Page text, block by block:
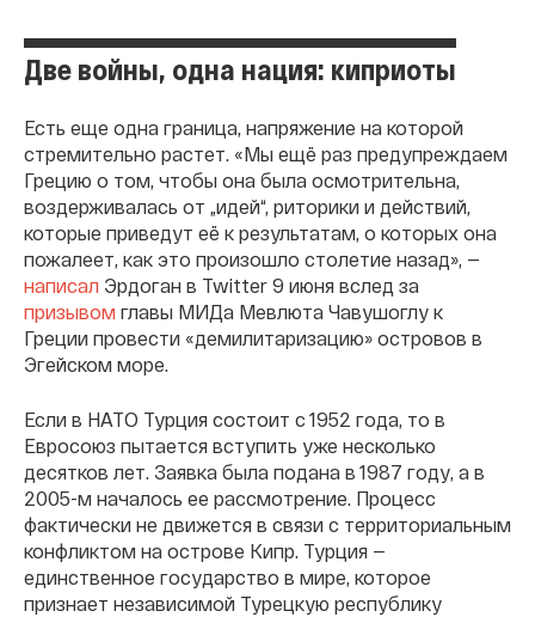
Две войны, одна нация: киприоты
Есть еще одна граница, напряжение на которой
стремительно растет. «Мы ещë раз предупреждаем
Грецию о том, чтобы она была осмотрительна,
воздерживалась от „идей“, риторики и действий,
которые приведут еë к результатам, о которых она
пожалеет, как это произошло столетие назад», —
написал Эрдоган в Twitter 9 июня вслед за
призывом главы МИДа Мевлюта Чавушоглу к
Греции провести «демилитаризацию» островов в
Эгейском море.
Если в НАТО Турция состоит с 1952 года, то в
Евросоюз пытается вступить уже несколько
десятков лет. Заявка была подана в 1987 году, а в
2005-м началось ее рассмотрение. Процесс
фактически не движется в связи с территориальным
конфликтом на острове Кипр. Турция —
единственное государство в мире, которое
признает независимой Турецкую республику